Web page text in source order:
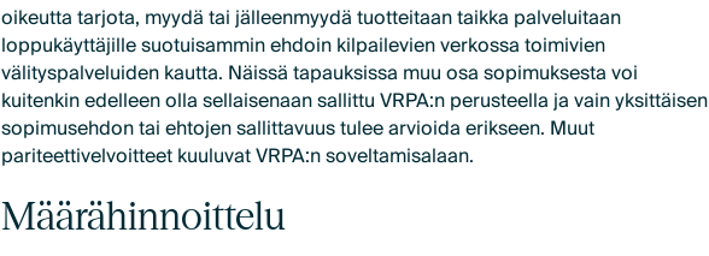
oikeutta tarjota, myydä tai jälleenmyydä tuotteitaan taikka palveluitaan
loppukäyttäjille suotuisammin ehdoin kilpailevien verkossa toimivien
välityspalveluiden kautta. Näissä tapauksissa muu osa sopimuksesta voi
kuitenkin edelleen olla sellaisenaan sallittu VRPA:n perusteella ja vain yksittäisen
sopimusehdon tai ehtojen sallittavuus tulee arvioida erikseen. Muut
pariteettivelvoitteet kuuluvat VRPA:n soveltamisalaan.
Määrähinnoittelu